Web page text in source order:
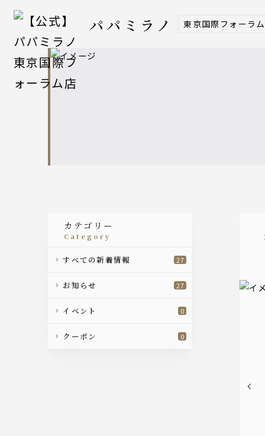
パパミラノ 東京国際フォーラ
カテゴリー
category
すべての新着情報 27
お知らせ 27
イベント 0
クーポン 0